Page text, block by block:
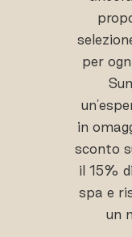
per
in
sconto
il 15%
spa e
un